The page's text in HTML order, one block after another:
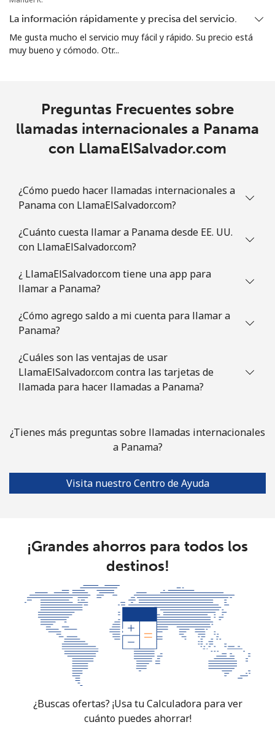
La información rápidamente y precisa del servicio.
Me gusta mucho el servicio muy fácil y rápido. Su precio está
muy bueno y cómodo. Otr...
Preguntas Frecuentes sobre
llamadas internacionales a Panama
con LlamaElSalvador.com
¿Cómo puedo hacer llamadas internacionales a
Panama con LlamaElSalvador.com?
¿Cuánto cuesta llamar a Panama desde EE. UU.
con LlamaElSalvador.com?
¿ LlamaElSalvador.com tiene una app para
llamar a Panama?
¿Cómo agrego saldo a mi cuenta para llamar a
Panama?
¿Cuáles son las ventajas de usar
LlamaElSalvador.com contra las tarjetas de
llamada para hacer llamadas a Panama?
¿Tienes más preguntas sobre llamadas internacionales
a Panama?
Visita nuestro Centro de Ayuda
¡Grandes ahorros para todos los
destinos!
¿Buscas ofertas? ¡Usa tu Calculadora para ver
cuánto puedes ahorrar!